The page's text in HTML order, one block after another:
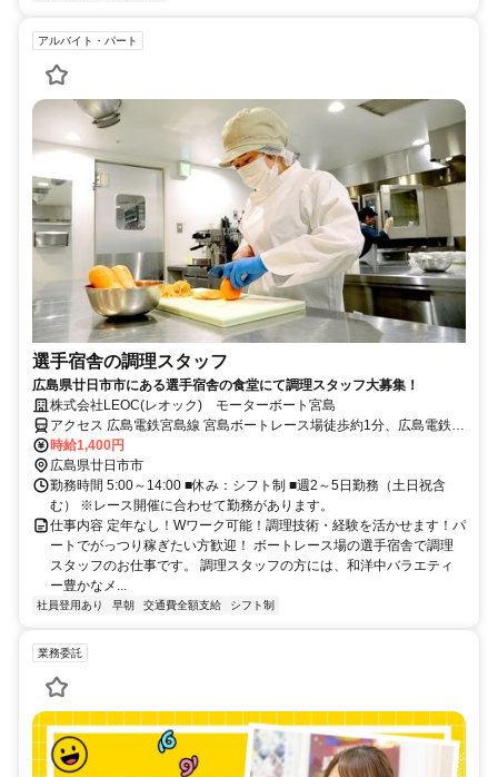
アルバイト・パート
選手宿舎の調理スタッフ
広島県廿日市市にある選手宿舎の食堂にて調理スタッフ大募集！
株式会社LEOC(レオック) モーターボート宮島
アクセス 広島電鉄宮島線 宮島ボートレース場徒歩約1分、広島電鉄宮
島線 広電宮島口徒歩約4分、ＪＲ山陽本線 宮島口（山陽本線）徒歩約
5分 JR宮島口駅から徒歩5分
時給1,400円
広島県廿日市市
勤務時間 5:00～14:00 ■休み：シフト制 ■週2～5日勤務（土日祝含
む） ※レース開催に合わせて勤務があります。
仕事内容 定年なし！Wワーク可能！調理技術・経験を活かせます！パ
ートでがっつり稼ぎたい方歓迎！ ボートレース場の選手宿舎で調理
スタッフのお仕事です。 調理スタッフの方には、和洋中バラエティ
ー豊かなメ...
社員登用あり 早朝 交通費全額支給 シフト制
業務委託